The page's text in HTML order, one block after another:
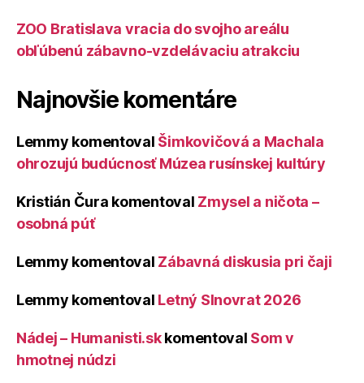
ZOO Bratislava vracia do svojho areálu
obľúbenú zábavno-vzdelávaciu atrakciu
Najnovšie komentáre
Lemmy komentoval Šimkovičová a Machala
ohrozujú budúcnosť Múzea rusínskej kultúry
Kristián Čura komentoval Zmysel a ničota –
osobná púť
Lemmy komentoval Zábavná diskusia pri čaji
Lemmy komentoval Letný Slnovrat 2026
Nádej – Humanisti.skkomentoval Som v
hmotnej núdzi